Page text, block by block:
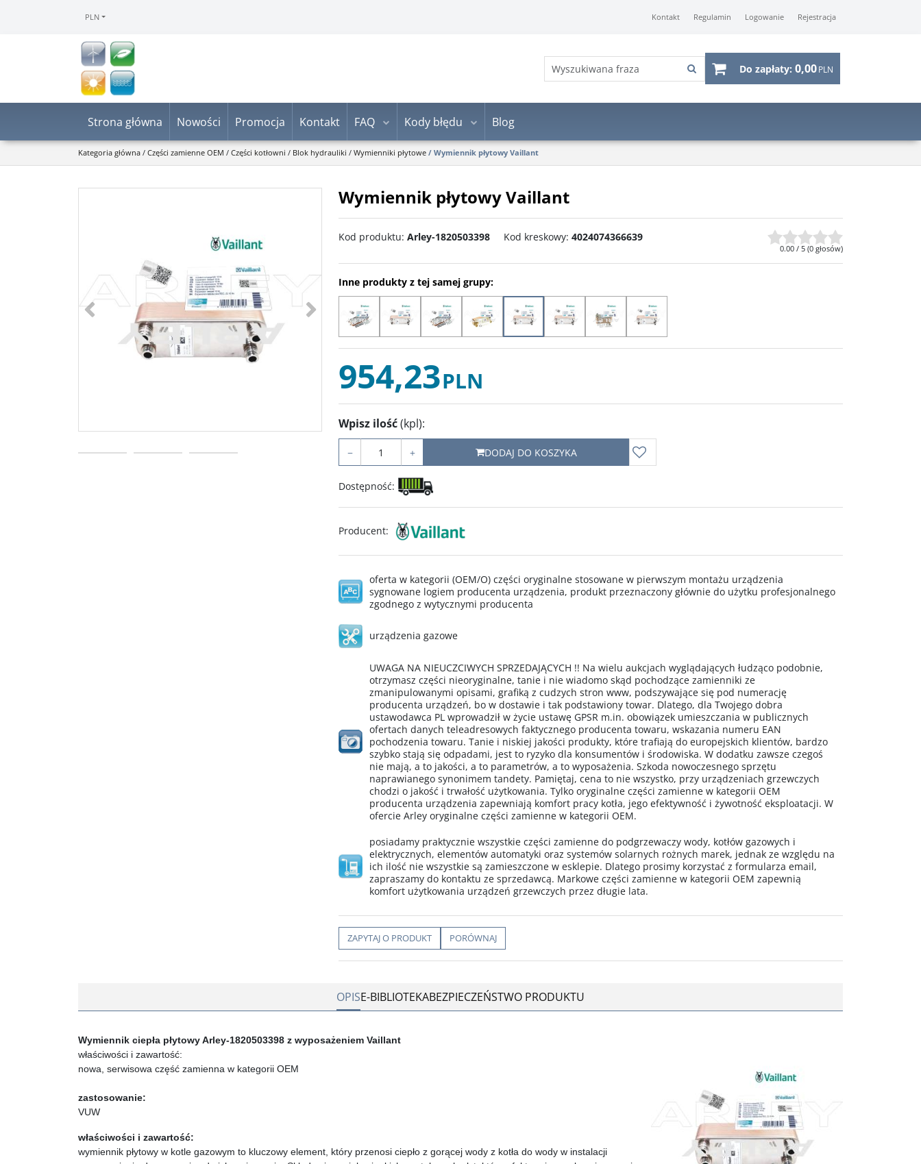
PLN Kontakt Regulamin Logowanie Rejestracja
Do zapłaty: 0,00PLN
Strona główna Nowości Promocja Kontakt FAQ Kody błędu Blog
Kategoria główna / Części zamienne OEM / Części kotłowni / Blok hydrauliki / Wymienniki płytowe / Wymiennik płytowy Vaillant
<
Wymiennik płytowy Vaillant
Kod produktu: Arley-1820503398 Kod kreskowy: 4024074366639
0.00 / 5 (0 głosów)
Inne produkty z tej samej grupy:
954,23PLN
Wpisz ilość(kpl):
− + DODAJ DO KOSZYKA
Dostępność:
Producent:
oferta w kategorii (OEM/O) części oryginalne stosowane w pierwszym montażu urządzenia
sygnowane logiem producenta urządzenia, produkt przeznaczony głównie do użytku profesjonalnego
zgodnego z wytycznymi producenta
urządzenia gazowe
UWAGA NA NIEUCZCIWYCH SPRZEDAJĄCYCH !! Na wielu aukcjach wyglądających łudząco podobnie,
otrzymasz części nieoryginalne, tanie i nie wiadomo skąd pochodzące zamienniki ze
zmanipulowanymi opisami, grafiką z cudzych stron www, podszywające się pod numerację
producenta urządzeń, bo w dostawie i tak podstawiony towar. Dlatego, dla Twojego dobra
ustawodawca PL wprowadził w życie ustawę GPSR m.in. obowiązek umieszczania w publicznych
ofertach danych teleadresowych faktycznego producenta towaru, wskazania numeru EAN
pochodzenia towaru. Tanie i niskiej jakości produkty, które trafiają do europejskich klientów, bardzo
szybko stają się odpadami, jest to ryzyko dla konsumentów i środowiska. W dodatku zawsze czegoś
nie mają, a to jakości, a to parametrów, a to wyposażenia. Szkoda nowoczesnego sprzętu
naprawianego synonimem tandety. Pamiętaj, cena to nie wszystko, przy urządzeniach grzewczych
chodzi o jakość i trwałość użytkowania. Tylko oryginalne części zamienne w kategorii OEM
producenta urządzenia zapewniają komfort pracy kotła, jego efektywność i żywotność eksploatacji. W
ofercie Arley oryginalne części zamienne w kategorii OEM.
posiadamy praktycznie wszystkie części zamienne do podgrzewaczy wody, kotłów gazowych i
elektrycznych, elementów automatyki oraz systemów solarnych rożnych marek, jednak ze względu na
ich ilość nie wszystkie są zamieszczone w esklepie. Dlatego prosimy korzystać z formularza email,
zapraszamy do kontaktu ze sprzedawcą. Markowe części zamienne w kategorii OEM zapewnią
komfort użytkowania urządzeń grzewczych przez długie lata.
ZAPYTAJ O PRODUKT PORÓWNAJ
OPISE-BIBLIOTEKABEZPIECZEŃSTWO PRODUKTU
Wymiennik ciepła płytowy Arley-1820503398 z wyposażeniem Vaillant
właściwości i zawartość:
nowa, serwisowa część zamienna w kategorii OEM
zastosowanie:
VUW
właściwości i zawartość:
wymiennik płytowy w kotle gazowym to kluczowy element, który przenosi ciepło z gorącej wody z kotła do wody w instalacji